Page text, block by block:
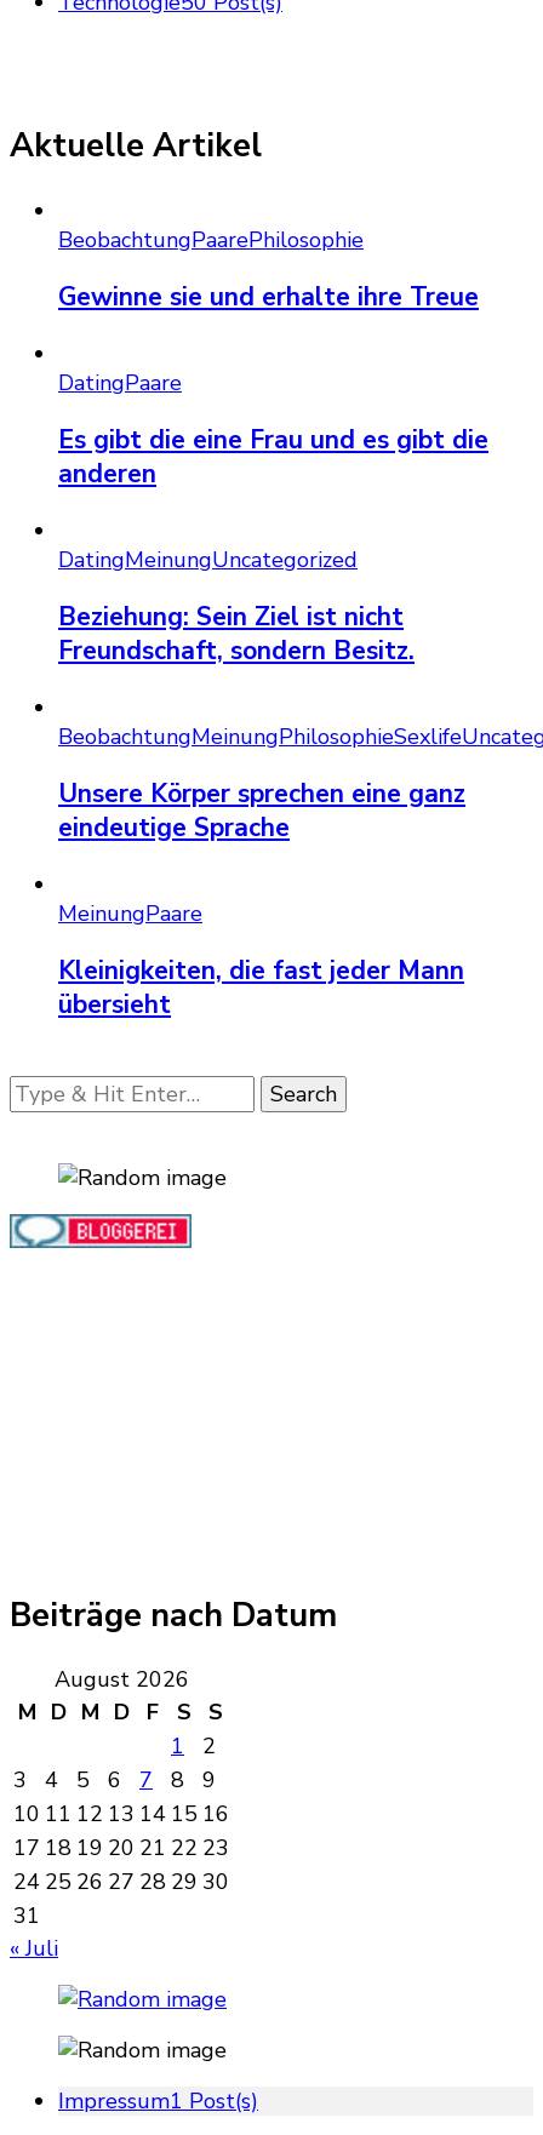
Aktuelle Artikel
BeobachtungPaarePhilosophie
Gewinne sie und erhalte ihre Treue
DatingPaare
Es gibt die eine Frau und es gibt die
anderen
DatingMeinungUncategorized
Beziehung: Sein Ziel ist nicht
Freundschaft, sondern Besitz.
BeobachtungMeinungPhilosophieSexlife
Unsere Körper sprechen eine ganz
eindeutige Sprache
MeinungPaare
Kleinigkeiten, die fast jeder Mann
übersieht
Looking
for
Beiträge nach Datum
August 2026
M D M D F S
S
1
2
3
4 5 6 7 8
9
10 11 12 13 14 15 16
17 18 19 20 21 22 23
24 25 26 27 28 29 30
31
« Juli
Impressum1 Post(s)